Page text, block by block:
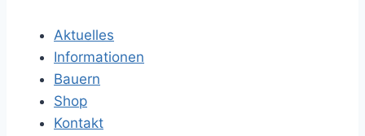
h
e
n
a
c
Aktuelles
Informationen
Bauern
Shop
Kontakt